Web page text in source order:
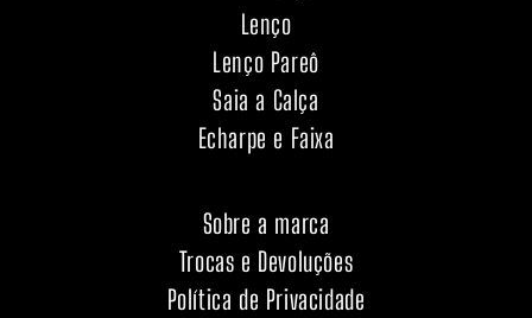
Lenço
Lenço Pareô
Saia a Calça
Echarpe e Faixa
Sobre a marca
Trocas e Devoluções
Política de Privacidade